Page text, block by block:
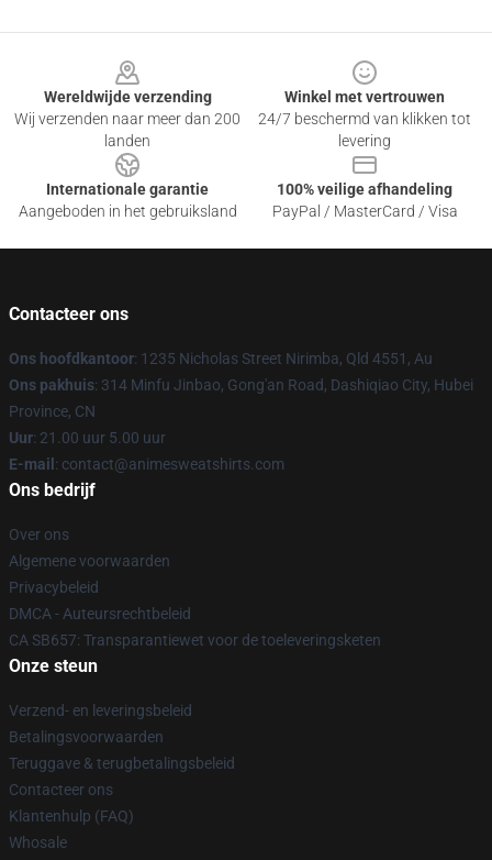
Wereldwijde verzending
Wij verzenden naar meer dan 200
landen
Winkel met vertrouwen
24/7 beschermd van klikken tot
levering
Internationale garantie
Aangeboden in het gebruiksland
100% veilige afhandeling
PayPal / MasterCard / Visa
Contacteer ons
Ons hoofdkantoor: 1235 Nicholas Street Nirimba, Qld 4551, Au
Ons pakhuis: 314 Minfu Jinbao, Gong'an Road, Dashiqiao City, Hubei
Province, CN
Uur: 21.00 uur 5.00 uur
E-mail : contact@animesweatshirts.com
Ons bedrijf
Over ons
Algemene voorwaarden
Privacybeleid
DMCA - Auteursrechtbeleid
CA SB657: Transparantiewet voor de toeleveringsketen
Onze steun
Verzend- en leveringsbeleid
Betalingsvoorwaarden
Teruggave & terugbetalingsbeleid
Contacteer ons
Klantenhulp (FAQ)
Whosale